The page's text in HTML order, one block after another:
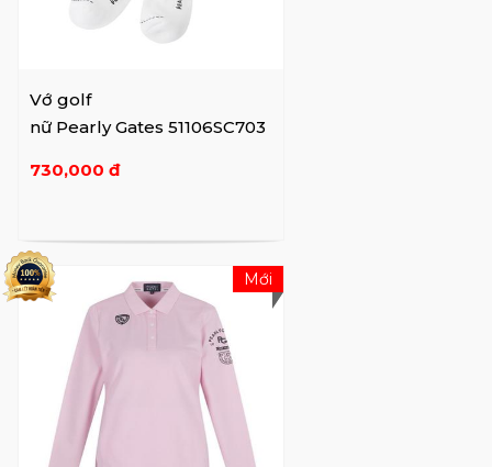
Vớ golf
nữ Pearly Gates 51106SC703
730,000 đ
Mới